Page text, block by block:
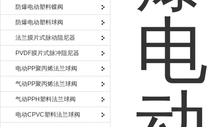
防爆电动塑料蝶阀
防爆电动塑料球阀
法兰膜片式脉动阻尼器
PVDF膜片式脉冲阻尼器
电动PP聚丙烯法兰球阀
气动PP聚丙烯法兰球阀
气动PPH塑料法兰球阀
电动CPVC塑料法兰球阀